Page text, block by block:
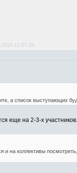
12:57:35
а список выступающих
еще на 2-3-х
и на коллективы